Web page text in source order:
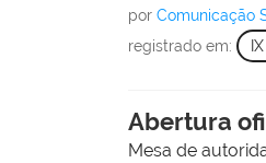
porComunicação
registrado em:
Abertura
Mesa de